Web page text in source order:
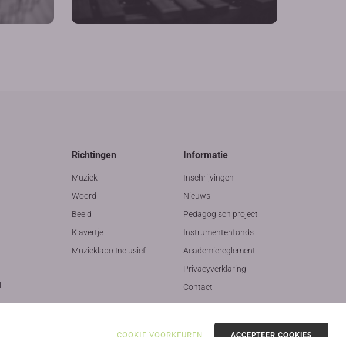
Richtingen
Muziek
Woord
Beeld
Klavertje
Muzieklabo Inclusief
Informatie
Inschrijvingen
Nieuws
Pedagogisch project
Instrumentenfonds
Academiereglement
Privacyverklaring
Contact
COOKIE VOORKEUREN
ACCEPTEER COOKIES